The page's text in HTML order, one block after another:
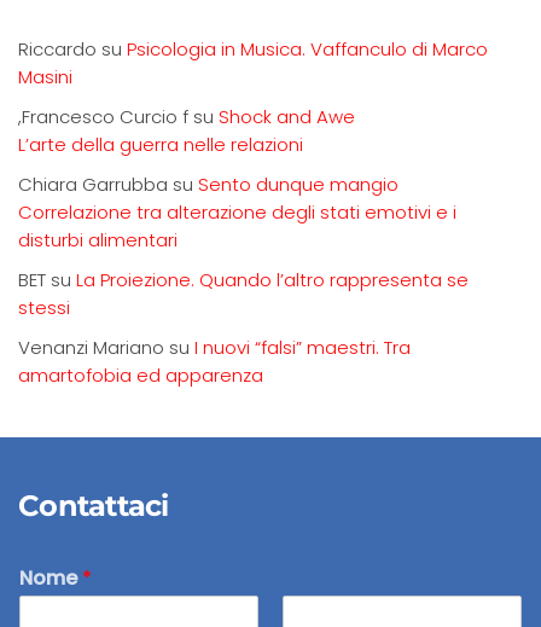
Riccardo su Psicologia in Musica. Vaffanculo di Marco
Masini
,Francesco Curcio f su Shock and Awe
L’arte della guerra nelle relazioni
Chiara Garrubba su Sento dunque mangio
Correlazione tra alterazione degli stati emotivi e i
disturbi alimentari
BET su La Proiezione. Quando l’altro rappresenta se
stessi
Venanzi Mariano su I nuovi “falsi” maestri. Tra
amartofobia ed apparenza
Contattaci
Nome*